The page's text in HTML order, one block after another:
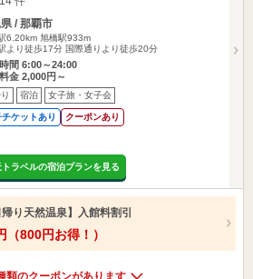
/ 那覇市
6.20km 旭橋駅933m
より徒歩17分 国際通りより徒歩20分
間 6:00～24:00
金 2,000円～
宿泊 女子旅・女子会
チケットあり クーポンあり
トラベルの宿泊プランを見る
帰り天然温泉】入館料割引
（800円お得！）
類のクーポンがあります